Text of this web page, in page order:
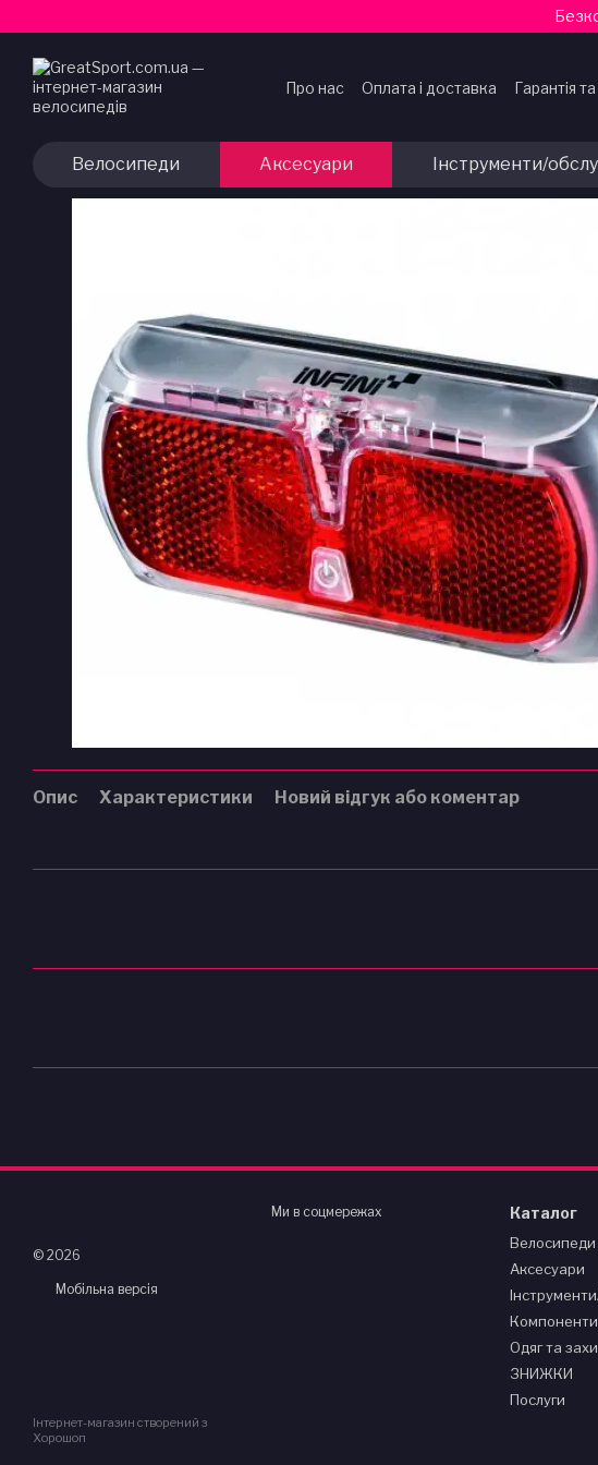
Про нас Оплата і доставка Гарантія
Велосипеди Аксесуари Інструменти/
Опис Характеристики Новий відгук або коментар
© 2026
Мобільна версія
Інтернет-магазин створений з
Хорошоп
Ми в соцмережах Каталог
Велосипеди
Аксесуари
Компоненти
Одяг та
ЗНИЖКИ
Послуги